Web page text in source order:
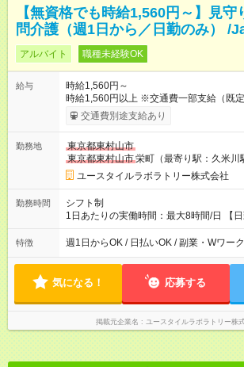
【無資格でも時給1,560円～】見守
問介護（週1日から／日勤のみ） /
アルバイト 職種未経験OK
給与
時給1,560円～
時給1,560円以上 ※交通費一部支給（既
考慮して決定します 【収入例】 週1回勤務の場合：1,560円×8時
間×4回=4万9,920円 週3回勤務の場合：1,560円×8時間×12回
9,600円 【試用期間】試用期間あり 試用期間の長さ：2ヶ月
※ 雇用形態と給与に、本採用時と異なる
形態：本採用時と同じです。 給与：時給
交通費別途支給あり
勤務地
東京都東村山市
東京都東村山市栄町（最寄り駅：久米川
ユースタイルラボラトリー株式会社
勤務時間
シフト制
1日あたりの実働時間：最大8時間/日 【
の間で8時間勤務（休憩時間は法定通り） ※週1日～OK ／ 夜勤
なし ＊＊ 勤務時間例 ＊＊ ■8時から17時 ■9時から18時 ■10
定（毎週同じ曜日勤務）
特徴 週1日からOK / 日払いOK / 副業・Wワー
気になる！ 応募する
掲載元企業名 ユースタイルラボラトリー株